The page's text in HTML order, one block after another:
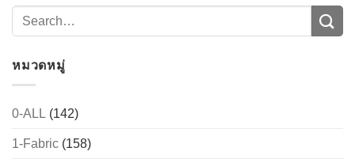
หมวดหมู่
0-ALL (142)
1-Fabric (158)